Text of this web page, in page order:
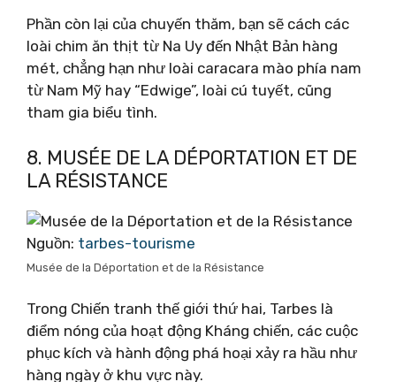
Phần còn lại của chuyến thăm, bạn sẽ cách các
loài chim ăn thịt từ Na Uy đến Nhật Bản hàng
mét, chẳng hạn như loài caracara mào phía nam
từ Nam Mỹ hay “Edwige”, loài cú tuyết, cũng
tham gia biểu tình.
8. MUSÉE DE LA DÉPORTATION ET DE
LA RÉSISTANCE
Nguồn: tarbes-tourisme
Musée de la Déportation et de la Résistance
Trong Chiến tranh thế giới thứ hai, Tarbes là
điểm nóng của hoạt động Kháng chiến, các cuộc
phục kích và hành động phá hoại xảy ra hầu như
hàng ngày ở khu vực này.